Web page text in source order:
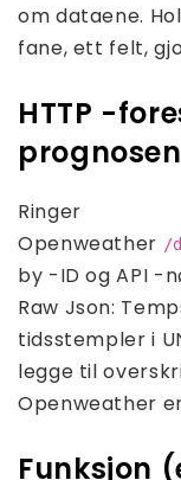
om dataene.
fane, ett felt,
HTTP -
prognosen
Ringer
Openweather /
by -ID og API -
Raw Json:
tidsstempler i
legge til
Openweather
Funksjon